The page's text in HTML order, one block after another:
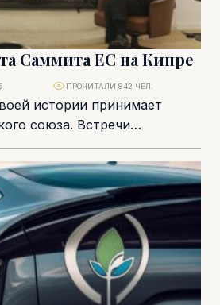
Саммита ЕС на Кипре
истории принимает
союза. Встречи
23 апреля 2026 года за
ПРОЧИТАЛИ 842 ЧЕЛ.